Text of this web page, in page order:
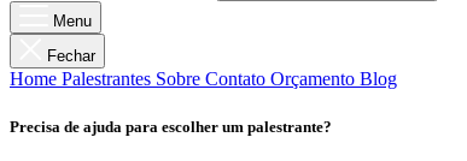
Menu
Fechar
Home Palestrantes Sobre Contato Orçamento Blog
Precisa de ajuda para escolher um palestrante?